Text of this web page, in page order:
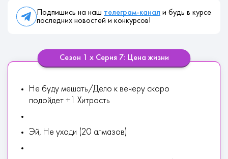
Подпишись на наш телеграм-канал и будь в курсе
последних новостей и конкурсов!
Сезон 1 х Серия 7: Цена жизни
Не буду мешать/Дело к вечеру скоро
подойдет +1 Хитрость
Эй, Не уходи (20 алмазов)